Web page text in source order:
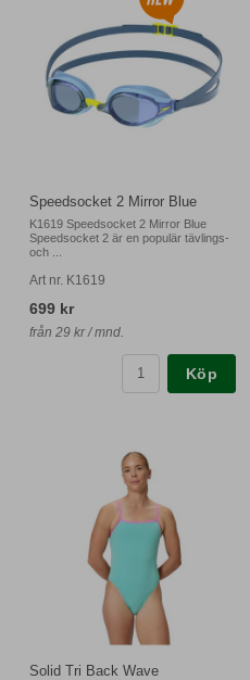
Speedsocket 2 Mirror Blue
K1619 Speedsocket 2 Mirror Blue
Speedsocket 2 är en populär tävlings-
och ...
Art nr. K1619
699 kr
från 29 kr / mnd.
Köp
Solid Tri Back Wave